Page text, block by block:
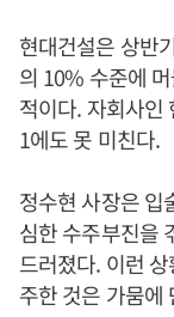
현대건설은 상반
의 10% 수준에
적이다. 자회사인
1에도 못 미친다.
정수현 사장은 입
심한 수주부진을
드러졌다. 이런
주한 것은 가뭄에